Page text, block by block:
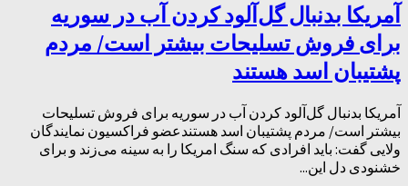
آمریکا بدنبال گل‌آلود کردن آب در سوریه
برای فروش تسلیحات بیشتر است/ مردم
پشتیبان اسد هستند
آمریکا بدنبال گل‌آلود کردن آب در سوریه برای فروش تسلیحات
بیشتر است/ مردم پشتیبان اسد هستندعضو فراکسیون نمایندگان
ولایی گفت: باید افرادی که سنگ امریکا را به سینه می‌زند و برای
خشنودی دل این...